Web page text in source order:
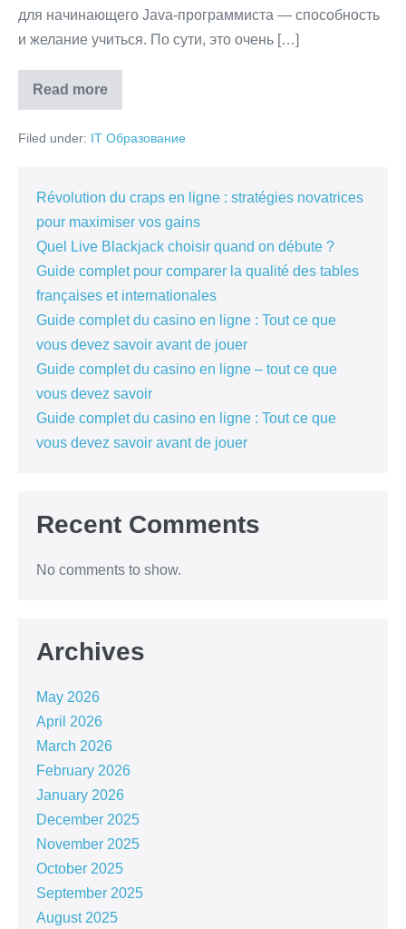
для начинающего Java-программиста — способность
и желание учиться. По сути, это очень […]
Read moreПрограммист
Java:
О
До
Filed under: IT Образование
Révolution du craps en ligne : stratégies novatrices
pour maximiser vos gains
Quel Live Blackjack choisir quand on débute ?
Guide complet pour comparer la qualité des tables
françaises et internationales
Guide complet du casino en ligne : Tout ce que
vous devez savoir avant de jouer
Guide complet du casino en ligne – tout ce que
vous devez savoir
Guide complet du casino en ligne : Tout ce que
vous devez savoir avant de jouer
Recent Comments
No comments to show.
Archives
May 2026
April 2026
March 2026
February 2026
January 2026
December 2025
November 2025
October 2025
September 2025
August 2025